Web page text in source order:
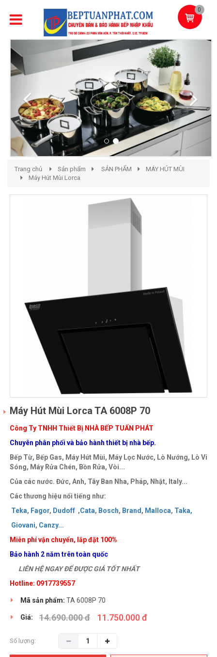
0
Previous
Trang chủ Sản phẩm SẢN PHẨM
MÁY HÚT MÙI
Máy Hút Mùi Lorca
Máy Hút Mùi Lorca TA 6008P 70
Công Ty TNHH Thiết Bị NHÀ BẾP TUẤN PHÁT
Chuyên phân phối và bảo hành thiết bị nhà bếp.
Bếp Từ, Bếp Gas, Máy Hút Mùi, Máy Lọc Nước, Lò Nướng, Lò Vi
Sóng, Máy Rửa Chén, Bồn Rửa, Vòi...
Của các nước. Đức, Anh, Tây Ban Nha, Pháp, Nhật, Italy...
Các thương hiệu nổi tiếng như:
Teka, Fagor, Dudoff ,Cata, Bosch, Brand, Malloca, Taka,
Giovani, Canzy...
Miễn phí vận chuyển, lắp đặt 100%
Bảo hành 2 năm trên toàn quốc
LIÊN HỆ NGAY ĐỂ ĐƯỢC GIÁ TỐT NHẤT
Hotline: 0917739557
Mã sản phẩm: TA 6008P 70
Giá: 14.690.000 đ 11.750.000 đ
Số lượng: